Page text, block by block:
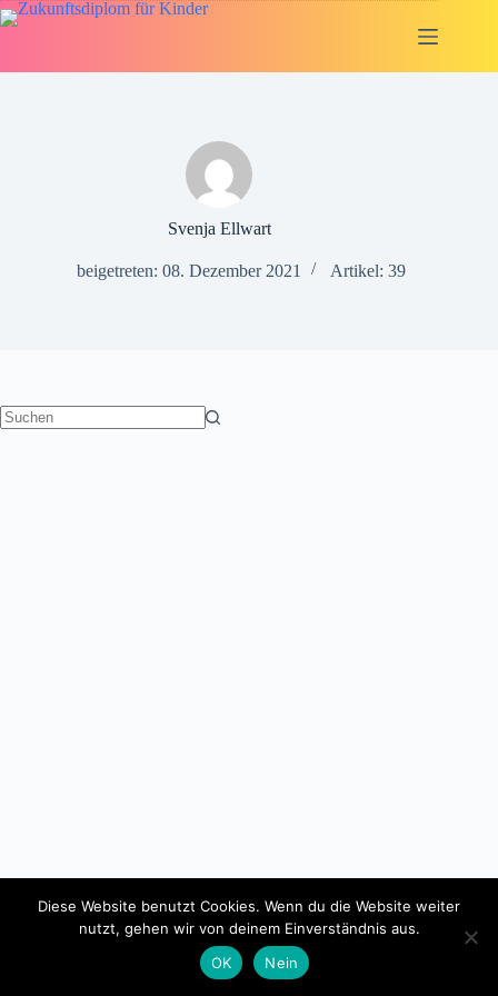
Zum
Inhalt
Svenja Ellwart
beigetreten: 08. Dezember 2021 Artikel: 39
Copyright © 2026 - Lokale Agenda 21 Trier e.V.
Impressum
Diese Website benutzt Cookies. Wenn du die Website weiter
nutzt, gehen wir von deinem Einverständnis aus.
OK
Nein